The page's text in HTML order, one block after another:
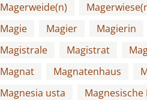
Magerweide(n)
Magie
Magier Magierin
Magistrale
Magistrat
Magnat
Magnatenhaus
Magnesia usta
Magnesische